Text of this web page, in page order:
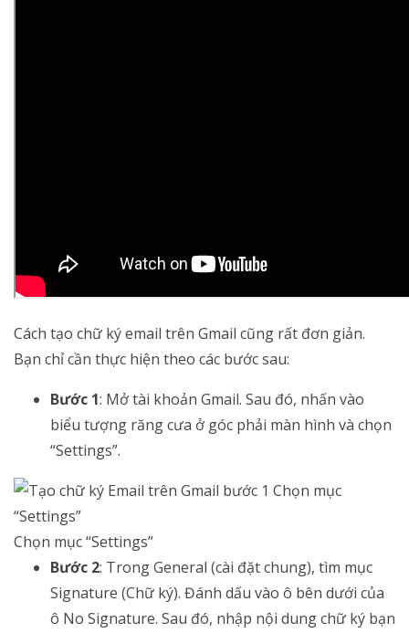
Cách tạo chữ ký email trên Gmail cũng rất đơn giản.
Bạn chỉ cần thực hiện theo các bước sau:
Bước 1: Mở tài khoản Gmail. Sau đó, nhấn vào
biểu tượng răng cưa ở góc phải màn hình và chọn
“Settings”.
Chọn mục “Settings”
Bước 2: Trong General (cài đặt chung), tìm mục
Signature (Chữ ký). Đánh dấu vào ô bên dưới của
ô No Signature. Sau đó, nhập nội dung chữ ký bạn